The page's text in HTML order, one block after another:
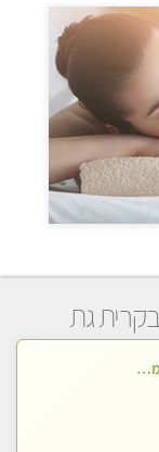
גת
חדשה כל סוגי העיסויים מעסה מקצועית ואיכותית פרטי!!!